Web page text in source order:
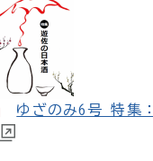
ゆざのみ6号 特集